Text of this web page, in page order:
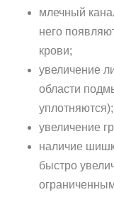
млечный
него
крови;
увеличение
области
уплотняются);
увеличение
наличие
быстро